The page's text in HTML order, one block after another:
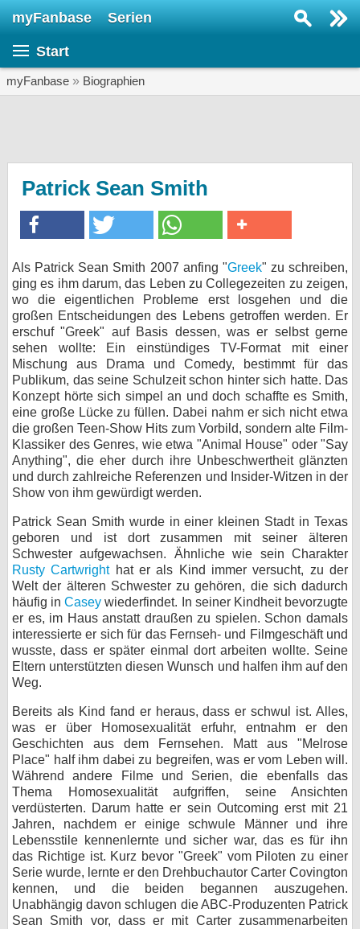
myFanbase Serien
Start
myFanbase » Biographien
Patrick Sean Smith
Als Patrick Sean Smith 2007 anfing "Greek" zu schreiben,
ging es ihm darum, das Leben zu Collegezeiten zu zeigen,
wo die eigentlichen Probleme erst losgehen und die
großen Entscheidungen des Lebens getroffen werden. Er
erschuf "Greek" auf Basis dessen, was er selbst gerne
sehen wollte: Ein einstündiges TV-Format mit einer
Mischung aus Drama und Comedy, bestimmt für das
Publikum, das seine Schulzeit schon hinter sich hatte. Das
Konzept hörte sich simpel an und doch schaffte es Smith,
eine große Lücke zu füllen. Dabei nahm er sich nicht etwa
die großen Teen-Show Hits zum Vorbild, sondern alte Film-
Klassiker des Genres, wie etwa "Animal House" oder "Say
Anything", die eher durch ihre Unbeschwertheit glänzten
und durch zahlreiche Referenzen und Insider-Witzen in der
Show von ihm gewürdigt werden.
Patrick Sean Smith wurde in einer kleinen Stadt in Texas
geboren und ist dort zusammen mit seiner älteren
Schwester aufgewachsen. Ähnliche wie sein Charakter
Rusty Cartwrighthat er als Kind immer versucht, zu der
Welt der älteren Schwester zu gehören, die sich dadurch
häufig inCasey wiederfindet. In seiner Kindheit bevorzugte
er es, im Haus anstatt draußen zu spielen. Schon damals
interessierte er sich für das Fernseh- und Filmgeschäft und
wusste, dass er später einmal dort arbeiten wollte. Seine
Eltern unterstützten diesen Wunsch und halfen ihm auf den
Weg.
Bereits als Kind fand er heraus, dass er schwul ist. Alles,
was er über Homosexualität erfuhr, entnahm er den
Geschichten aus dem Fernsehen. Matt aus "Melrose
Place" half ihm dabei zu begreifen, was er vom Leben will.
Während andere Filme und Serien, die ebenfalls das
Thema Homosexualität aufgriffen, seine Ansichten
verdüsterten. Darum hatte er sein Outcoming erst mit 21
Jahren, nachdem er einige schwule Männer und ihre
Lebensstile kennenlernte und sicher war, das es für ihn
das Richtige ist. Kurz bevor "Greek" vom Piloten zu einer
Serie wurde, lernte er den Drehbuchautor Carter Covington
kennen, und die beiden begannen auszugehen.
Unabhängig davon schlugen die ABC-Produzenten Patrick
Sean Smith vor, dass er mit Carter zusammenarbeiten
Veranstaltungen
KULTUR
Specials
SERVICE
Gewinnspiele
Forum
bei X
bei Facebook
Kontakt
Datenschutz
Cookie-Einstellungen
Impressum
Desktop-Ansicht
myFanbase